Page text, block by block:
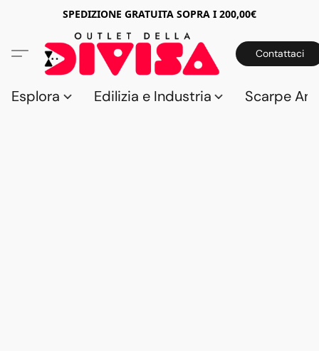
SPEDIZIONE GRATUITA SOPRA I 200,00€
Contattaci
Esplora Edilizia e Industria Scarpe